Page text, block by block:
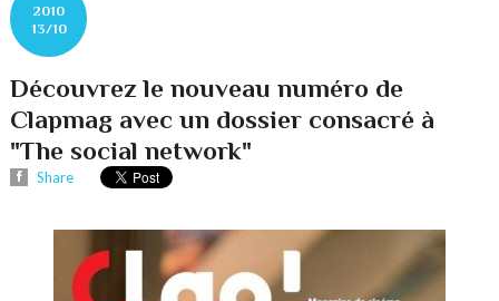
2010
13/10
Découvrez le nouveau numéro de
Clapmag avec un dossier consacré à
"The social network"
Share